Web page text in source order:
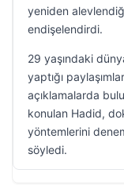
yeniden
endişelendirdi.
29 yaşındaki
yaptığı
açıklamalarda
konulan Hadid,
yöntemlerini
söyledi.